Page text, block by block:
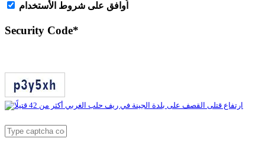
اُوافق على شروط الأستخدام
Security Code*